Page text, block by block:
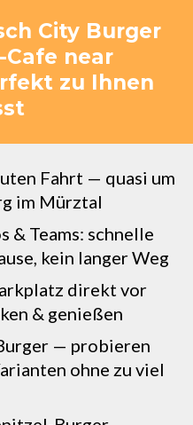
City Burger
near
zu Ihnen
Fahrt — quasi um
im Mürztal
& Teams: schnelle
kein langer Weg
direkt vor
& genießen
— probieren
ohne zu viel